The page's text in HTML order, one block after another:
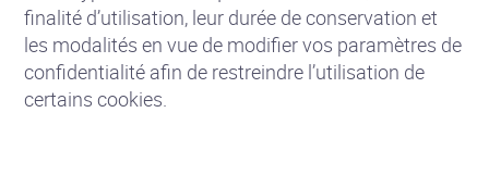
finalité d’utilisation, leur durée de conservation et
les modalités en vue de modifier vos paramètres de
confidentialité afin de restreindre l’utilisation de
certains cookies.